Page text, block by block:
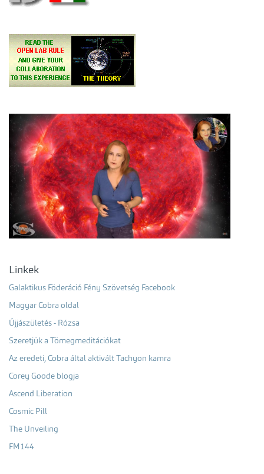
Linkek
Galaktikus Föderáció Fény Szövetség Facebook
Magyar Cobra oldal
Újjászületés - Rózsa
Szeretjük a Tömegmeditációkat
Az eredeti, Cobra által aktivált Tachyon kamra
Corey Goode blogja
Ascend Liberation
Cosmic Pill
The Unveiling
FM144